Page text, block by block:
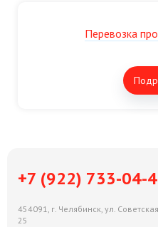
Перевозка
+7 (922) 733-04-
454091, г. Челябинск, ул.
25